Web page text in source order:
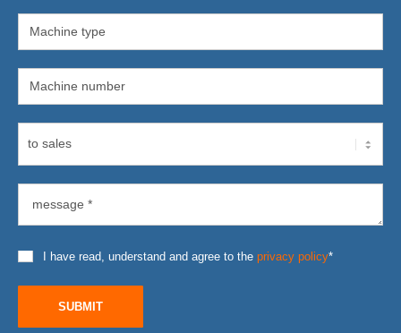
I have read, understand and agree to the privacy policy*
SUBMIT